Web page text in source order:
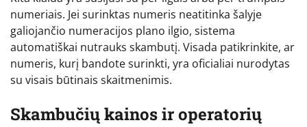
numeriais. Jei surinktas numeris neatitinka šalyje
galiojančio numeracijos plano ilgio, sistema
automatiškai nutrauks skambutį. Visada patikrinkite, ar
numeris, kurį bandote surinkti, yra oficialiai nurodytas
su visais būtinais skaitmenimis.
Skambučių kainos ir operatorių